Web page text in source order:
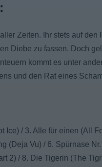
Zeiten. Ihr stets auf den
Diebe zu fassen. Doch
kommt es unter
und den Rat eines
/ 3. Alle für einen (All
(Deja Vu) / 6. Spürnase Nr.
2) / 8. Die Tigerin (The